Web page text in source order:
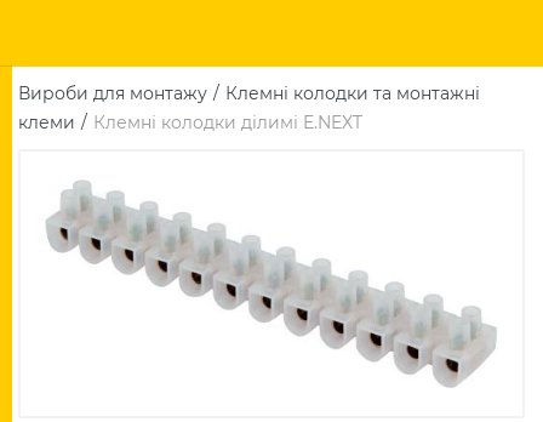
Вироби для монтажу
Клемні колодки та монтажні
клеми
Клемні колодки ділимі E.NEXT